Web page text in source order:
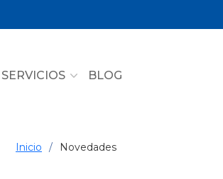
SERVICIOS BLOG
Inicio Novedades